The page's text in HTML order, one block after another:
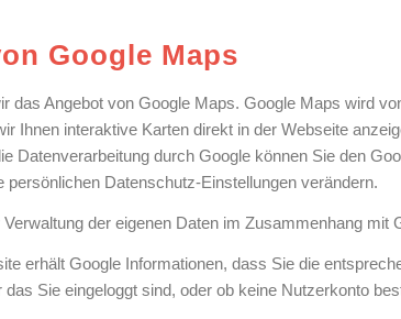
Google Maps
das Angebot von Google Maps. Google Maps wird
Ihnen interaktive Karten direkt in der Webseite
Datenverarbeitung durch Google können Sie den
persönlichen Datenschutz-Einstellungen verändern.
der eigenen Daten im Zusammenhang mit
erhält Google Informationen, dass Sie die
Sie eingeloggt sind, oder ob keine Nutzerkonto